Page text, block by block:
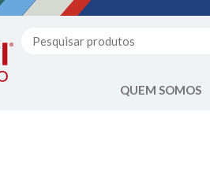
QUEM SOMOS